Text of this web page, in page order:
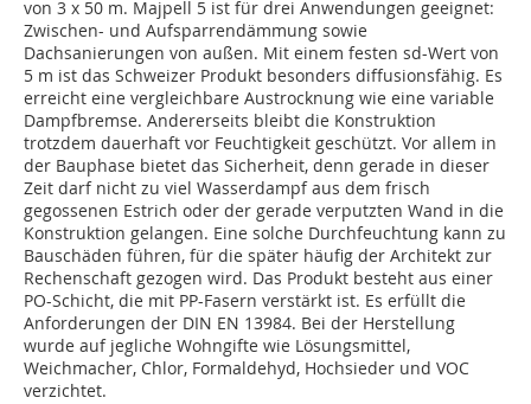
von 3 x 50 m. Majpell 5 ist für drei Anwendungen geeignet:
Zwischen- und Aufsparrendämmung sowie
Dachsanierungen von außen. Mit einem festen sd-Wert von
5 m ist das Schweizer Produkt besonders diffusionsfähig. Es
erreicht eine vergleichbare Austrocknung wie eine variable
Dampfbremse. Andererseits bleibt die Konstruktion
trotzdem dauerhaft vor Feuchtigkeit geschützt. Vor allem in
der Bauphase bietet das Sicherheit, denn gerade in dieser
Zeit darf nicht zu viel Wasserdampf aus dem frisch
gegossenen Estrich oder der gerade verputzten Wand in die
Konstruktion gelangen. Eine solche Durchfeuchtung kann zu
Bauschäden führen, für die später häufig der Architekt zur
Rechenschaft gezogen wird. Das Produkt besteht aus einer
PO-Schicht, die mit PP-Fasern verstärkt ist. Es erfüllt die
Anforderungen der DIN EN 13984. Bei der Herstellung
wurde auf jegliche Wohngifte wie Lösungsmittel,
Weichmacher, Chlor, Formaldehyd, Hochsieder und VOC
verzichtet.